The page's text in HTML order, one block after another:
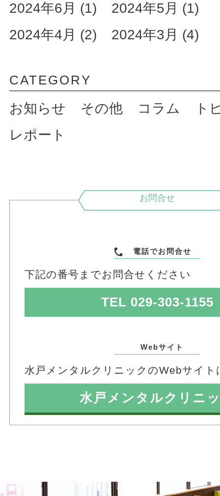
2024年6月 (1)
2024年5月 (1)
2024年4月 (2)
2024年3月 (4)
CATEGORY
お知らせ その他 コラム
ト
レポート
お問合せ
電話でお問合せ
下記の番号までお問合せください
TEL 029-303-1155
Webサイト
水戸メンタルクリニックのWebサイト
水戸メンタルクリニ